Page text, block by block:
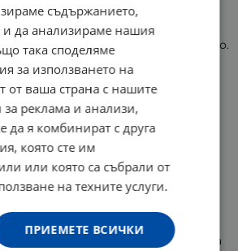
APIMAXX е дело на експертен
в сферите на фармацията,
и професионалното пчеларство.
задълбочени анализи върху
и ползи на всяка
в продукта.
Apistim APIMAXX
сила и потентност, като
организма при нужда от по-
допълнение към
за:
общото представяне по време на
съдържанието,
и да анализираме нашия
така споделяме
за използването на
от ваша страна с нашите
за реклама и анализи,
да я комбинират с друга
която сте им
или която са събрали от
на техните услуги.
ПРИЕМЕТЕ ВСИЧКИ